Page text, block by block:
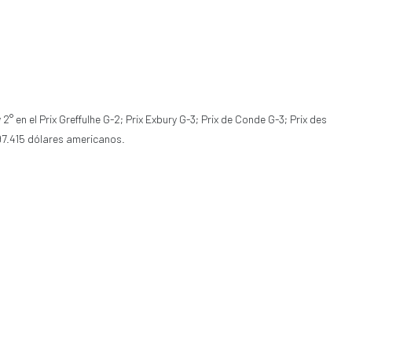
en el Prix Greffulhe G-2; Prix Exbury G-3; Prix de Conde G-3; Prix des
dólares americanos.